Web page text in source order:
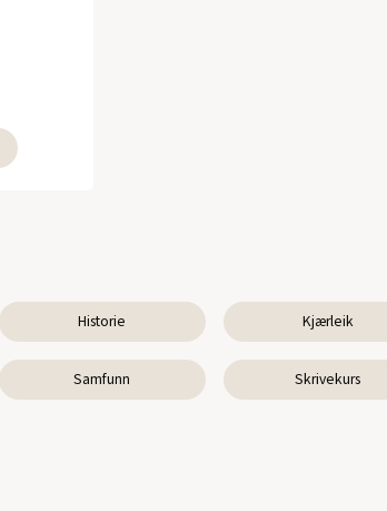
Historie Kjærleik
Samfunn Skrivekurs